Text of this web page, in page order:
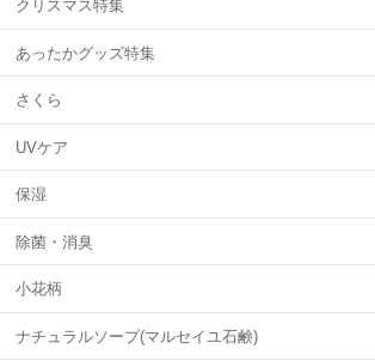
クリスマス特集
あったかグッズ特集
さくら
UVケア
保湿
除菌・消臭
小花柄
ナチュラルソープ(マルセイユ石鹸)